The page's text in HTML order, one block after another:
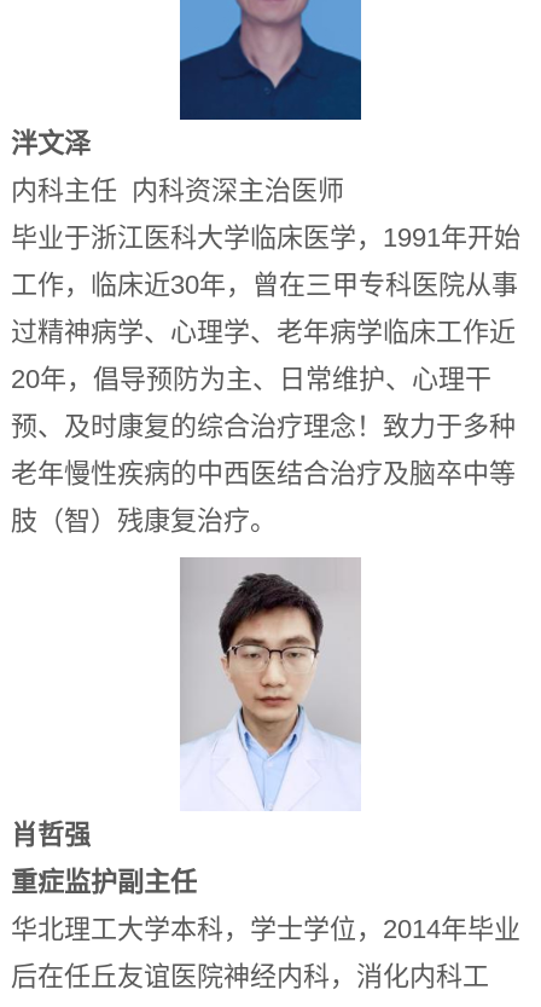
泮文泽
内科主任 内科资深主治医师
毕业于浙江医科大学临床医学，1991年开始
工作，临床近30年，曾在三甲专科医院从事
过精神病学、心理学、老年病学临床工作近
20年，倡导预防为主、日常维护、心理干
预、及时康复的综合治疗理念！致力于多种
老年慢性疾病的中西医结合治疗及脑卒中等
肢（智）残康复治疗。
肖哲强
重症监护副主任
华北理工大学本科，学士学位，2014年毕业
后在任丘友谊医院神经内科，消化内科工